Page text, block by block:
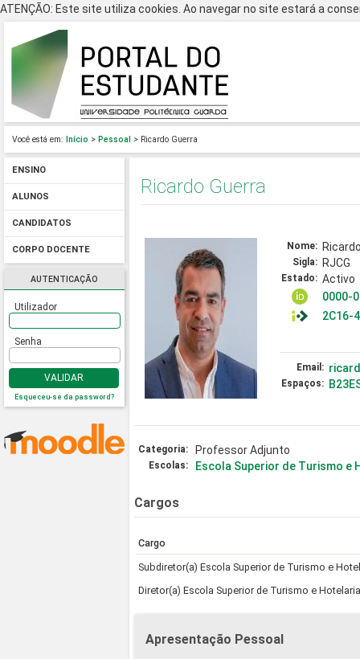
ATENÇÃO: Este site utiliza cookies. Ao navegar no site estará a
Você está em: Início > Pessoal > Ricardo Guerra
ENSINO
ALUNOS
CANDIDATOS
CORPO DOCENTE
AUTENTICAÇÃO
Utilizador
Senha
VALIDAR
Esqueceu-se da password?
Ricardo Guerra
Nome:
Sigla: RJCG
Estado: Activo
0000-
2C16-
Email:
Espaços:
Categoria: Professor Adjunto
Escolas: Escola Superior de Turismo e
Cargos
Cargo
Subdiretor(a) Escola Superior de Turismo e
Diretor(a) Escola Superior de Turismo e
Apresentação Pessoal